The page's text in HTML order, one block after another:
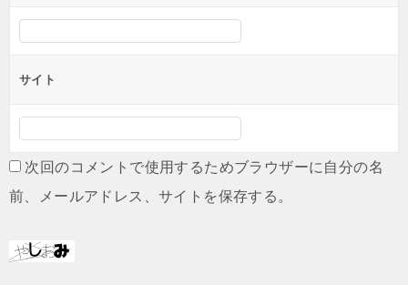
サイト
次回のコメントで使用するためブラウザーに自分の名
前、メールアドレス、サイトを保存する。